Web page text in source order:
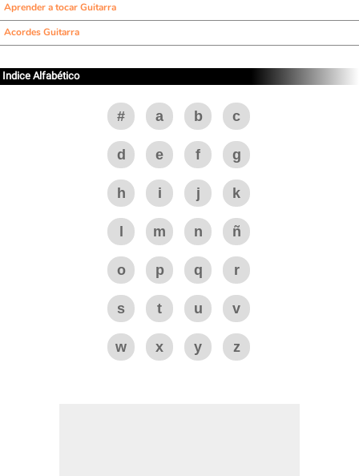
Aprender a tocar Guitarra
Acordes Guitarra
Indice Alfabético
# a b c
d e f g
h i j k
m n ñ
o p q r
s t u v
w x y z